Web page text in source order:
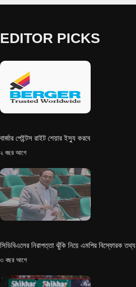
EDITOR PICKS
বার্জার পেইন্টস রাইট শেয়ার ইস্যু করবে
২ বছর আগে
সিডিবিএলের নিরাপত্তা ঝুঁকি নিয়ে এমপির বিস্ফোরক তথ্য
৩ বছর আগে